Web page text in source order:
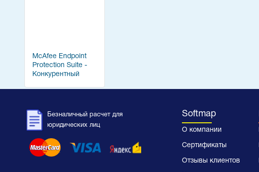
McAfee Endpoint
Protection Suite -
Конкурентный
годами
технической
поддержки
Безналичный расчет для
юридических лиц
Softmap
О компании
Сертификаты
Отзывы клиентов